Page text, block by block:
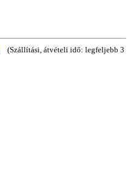
(Szállítási, átvételi idő: legfeljebb 3